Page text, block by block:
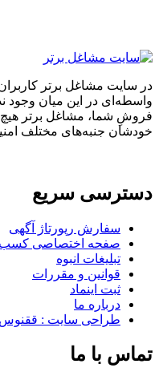
در سایت مشاغل برتر
واسطه‌ای در این میان وجود
فروشِ شما، مشاغل برتر هیچ
خودشان جنبه‌های مختلف
دسترسی سریع
سفارش رپورتاژ آگهی
صفحه اختصاصی کسب
تبلیغات انبوه
قوانین و مقررات
ثبت اینماد
درباره ما
طراحی سایت :
تماس با ما